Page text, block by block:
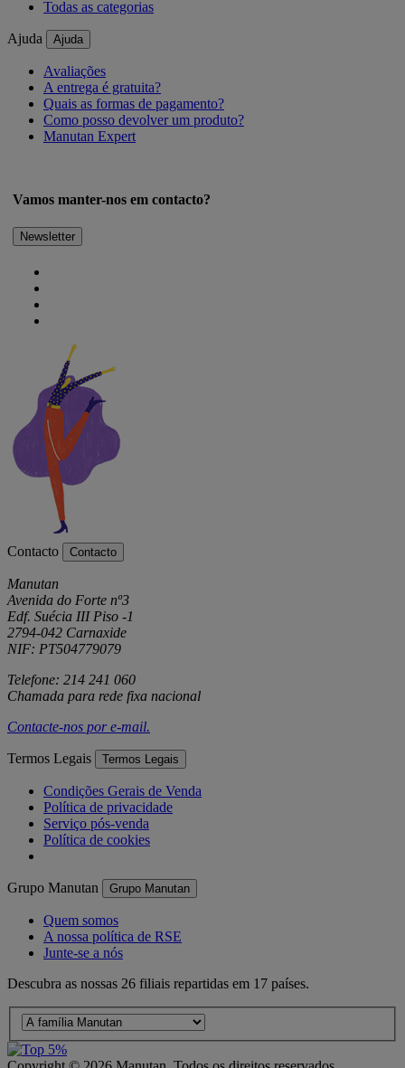
Todas as categorias
Ajuda Ajuda
Avaliações
A entrega é gratuita?
Quais as formas de pagamento?
Como posso devolver um produto?
Manutan Expert
Vamos manter-nos em contacto?
Newsletter
Contacto Contacto
Manutan
Avenida do Forte nº3
Edf. Suécia III Piso -1
2794-042 Carnaxide
NIF: PT504779079
Telefone: 214 241 060
Chamada para rede fixa nacional
Contacte-nos pore-mail.
Termos Legais Termos Legais
Condições Gerais de Venda
Política de privacidade
Serviço pós-venda
Política de cookies
Grupo Manutan Grupo Manutan
Quem somos
A nossa política de RSE
Junte-se a nós
Descubra as nossas 26 filiais repartidas em 17 países.